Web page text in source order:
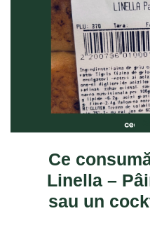
Ce
Linella –
sau un